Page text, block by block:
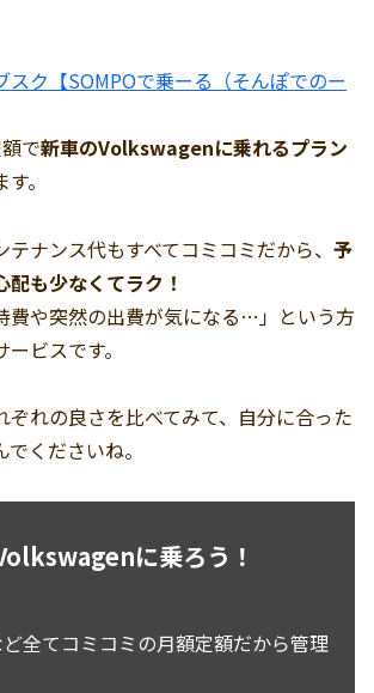
スク【SOMPOで乗ーる（そんぽでのー
で新車のVolkswagenに乗れるプラン
。
ナンス代もすべてコミコミだから、 予
も少なくてラク！
費や突然の出費が気になる…」という方
ビスです。
ぞれの良さを比べてみて、自分に合った
くださいね。
に乗ろう！
全てコミコミの月額定額だから管理